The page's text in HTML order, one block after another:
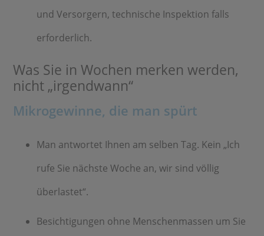
und Versorgern, technische Inspektion falls
erforderlich.
Was Sie in Wochen merken werden,
nicht „irgendwann“
Mikrogewinne, die man spürt
Man antwortet Ihnen am selben Tag. Kein „Ich
rufe Sie nächste Woche an, wir sind völlig
überlastet“.
Besichtigungen ohne Menschenmassen um Sie